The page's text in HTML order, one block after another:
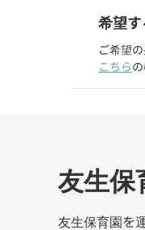
希望
ご希望
こちら
友生保
友生保育園を